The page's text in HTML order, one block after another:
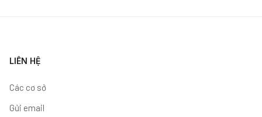
LIÊN HỆ
Các cơ sở
Gửi email